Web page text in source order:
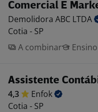
Comercial E
Demolidora ABC LTDA
Cotia - SP
A combinar
Assistente
4,3
Enfok
Cotia - SP